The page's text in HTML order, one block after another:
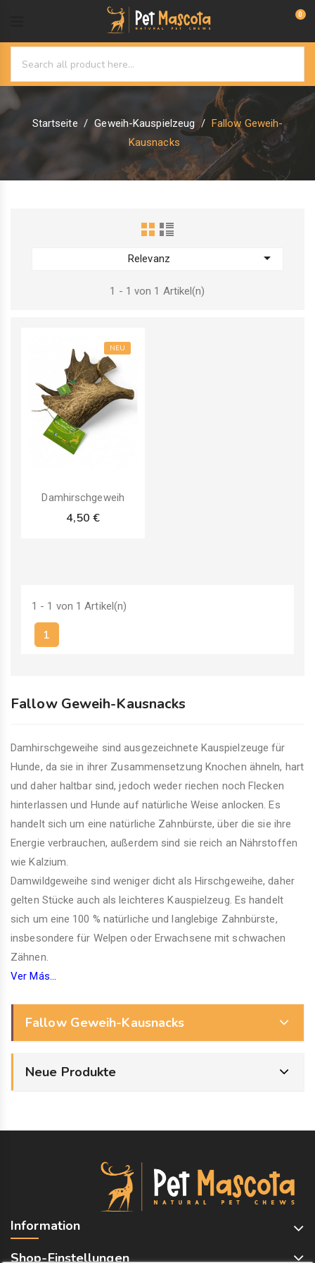
0
Startseite Geweih-Kauspielzeug
Fallow Geweih-
Kausnacks
Relevanz 
1 - 1 von 1 Artikel(n)
NEU
Damhirschgeweih
4,50 €
1 - 1 von 1 Artikel(n)
1
Fallow Geweih-Kausnacks
Damhirschgeweihe sind ausgezeichnete Kauspielzeuge für
Hunde, da sie in ihrer Zusammensetzung Knochen ähneln, hart
und daher haltbar sind, jedoch weder riechen noch Flecken
hinterlassen und Hunde auf natürliche Weise anlocken. Es
handelt sich um eine natürliche Zahnbürste, über die sie ihre
Energie verbrauchen, außerdem sind sie reich an Nährstoffen
wie Kalzium.
Damwildgeweihe sind weniger dicht als Hirschgeweihe, daher
gelten Stücke auch als leichteres Kauspielzeug. Es handelt
sich um eine 100 % natürliche und langlebige Zahnbürste,
insbesondere für Welpen oder Erwachsene mit schwachen
Zähnen.
Ver Más...
Fallow Geweih-Kausnacks
Neue Produkte
Information
Shop-Einstellungen